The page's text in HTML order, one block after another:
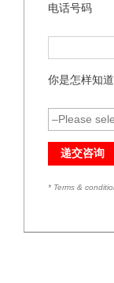
电话号码
你是怎样知
* Terms &